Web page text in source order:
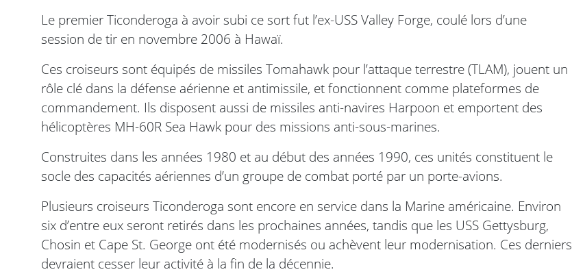
Le premier Ticonderoga à avoir subi ce sort fut l’ex-USS Valley Forge, coulé lors d’une
session de tir en novembre 2006 à Hawaï.
Ces croiseurs sont équipés de missiles Tomahawk pour l’attaque terrestre (TLAM), jouent un
rôle clé dans la défense aérienne et antimissile, et fonctionnent comme plateformes de
commandement. Ils disposent aussi de missiles anti-navires Harpoon et emportent des
hélicoptères MH-60R Sea Hawk pour des missions anti-sous-marines.
Construites dans les années 1980 et au début des années 1990, ces unités constituent le
socle des capacités aériennes d’un groupe de combat porté par un porte-avions.
Plusieurs croiseurs Ticonderoga sont encore en service dans la Marine américaine. Environ
six d’entre eux seront retirés dans les prochaines années, tandis que les USS Gettysburg,
Chosin et Cape St. George ont été modernisés ou achèvent leur modernisation. Ces derniers
devraient cesser leur activité à la fin de la décennie.